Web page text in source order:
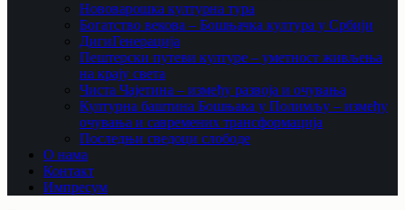
Нововарошка културна тура
Богатство векова – Бошњачка култура у Србији
ДигиГенерација
Пештерски путеви културе – уметност живљења
на крају света
Чиста Чајетина – између развоја и очувања
Културна баштина Бошњака у Полимљу – између
очувања и савремених трансформација
Последњи сведоци слободе
О нама
Контакт
Импресум